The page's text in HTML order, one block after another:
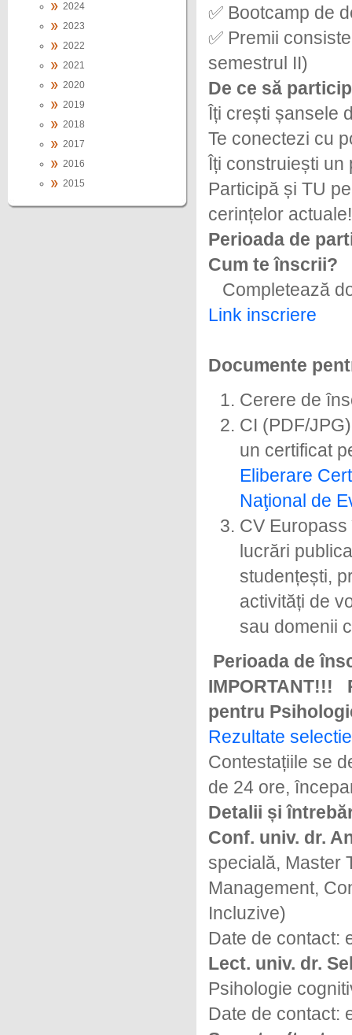
2024
2023
2022
2021
2020
2019
2018
2017
2016
2015
✅ Bootcamp de
✅ Premii
semestrul II)
De ce să
Îți crești șansele
Te conectezi cu
Îți construiești un
Participă și TU
cerințelor actuale!
Perioada de
Cum te înscrii?
Completează
Link inscriere
Documente
Cerere de
CI (PDF/
un certificat
Eliberare
Naţional de
CV
lucrări
studențești,
activități de
sau domenii
Perioada de
IMPORTANT!!!
pentru
Rezultate selectie
Contestațiile se
de 24 ore,
Detalii și
Conf. univ. dr.
specială, Master
Management,
Incluzive)
Date de contact:
Lect. univ. dr.
Psihologie
Date de contact: